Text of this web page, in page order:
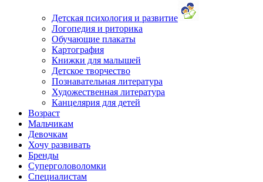
Детская психология и развитие
Логопедия и риторика
Обучающие плакаты
Картография
Книжки для малышей
Детское творчество
Познавательная литература
Художественная литература
Канцелярия для детей
Возраст
Мальчикам
Девочкам
Хочу развивать
Бренды
Суперголоволомки
Специалистам